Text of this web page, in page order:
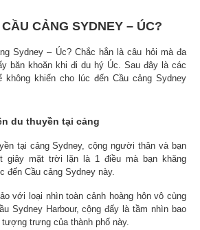
CẢNG SYDNEY – ÚC?
Sydney – Úc? Chắc hẳn là câu hỏi mà đa
băn khoăn khi đi du hý Úc. Sau đây là các
không khiến cho lúc đến Cầu cảng Sydney
du thuyền tại cảng
tại cảng Sydney, cộng người thân và bạn
giây mặt trời lặn là 1 điều mà bạn khăng
đến Cầu cảng Sydney này.
với loại nhìn toàn cảnh hoàng hôn vô cùng
Sydney Harbour, cộng đấy là tầm nhìn bao
trưng của thành phố này.